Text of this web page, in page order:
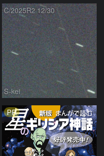
C/2025R2 12/30
S-kei
PR